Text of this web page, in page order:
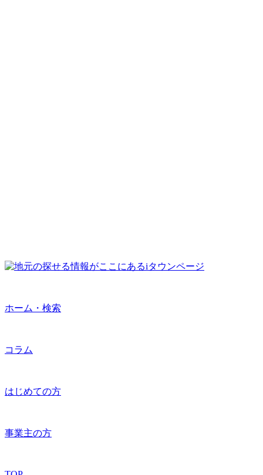
ホーム・検索
コラム
はじめての方
事業主の方